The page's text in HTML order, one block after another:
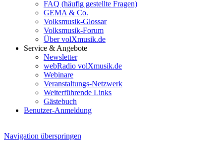
FAQ (häufig gestellte Fragen)
GEMA & Co.
Volksmusik-Glossar
Volksmusik-Forum
Über volXmusik.de
Service & Angebote
Newsletter
webRadio volXmusik.de
Webinare
Veranstaltungs-Netzwerk
Weiterführende Links
Gästebuch
Benutzer-Anmeldung
Navigation überspringen